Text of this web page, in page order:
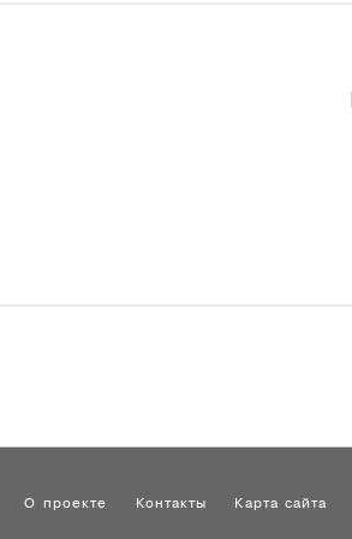
О проекте Контакты Карта сайта